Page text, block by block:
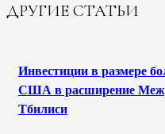
ДРУГИЕ СТАТЬИ
Инвестиции в размере
США в расширение
Тбилиси